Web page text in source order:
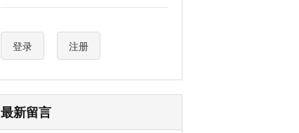
登录 注册
最新留言